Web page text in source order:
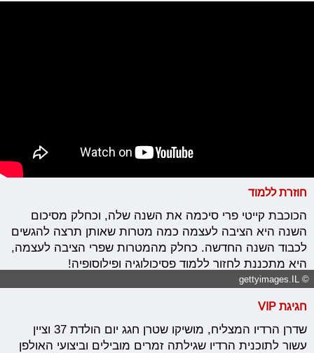
חוזרת ללמוד
הכוכבת קייטי פרי סיכמה את השנה שלה, וכחלק מסיכום
השנה היא הציבה לעצמה כמה מטרות שאותן תרצה להגשים
לכבוד השנה החדשה. כחלק מהמטרות שפרי הציבה לעצמה,
היא מתכננת לחזור ללמוד פסיכולוגיה ופילוסופיה!
© gettyimages.IL
חגיגת VIP
שדרן הרדיו המצליח, מושיקו שטרן חגג יום הולדת 37 וציין
עשור לתוכנית הרדיו שגילתה זמרים מובילים וביצועי האולפן